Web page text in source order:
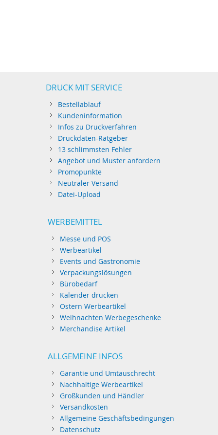
DRUCK MIT SERVICE
Bestellablauf
Kundeninformation
Infos zu Druckverfahren
Druckdaten-Ratgeber
13 schlimmsten Fehler
Angebot und Muster anfordern
Promopunkte
Neutraler Versand
Datei-Upload
WERBEMITTEL
Messe und POS
Werbeartikel
Events und Gastronomie
Verpackungslösungen
Bürobedarf
Kalender drucken
Ostern Werbeartikel
Weihnachten Werbegeschenke
Merchandise Artikel
ALLGEMEINE INFOS
Garantie und Umtauschrecht
Nachhaltige Werbeartikel
Großkunden und Händler
Versandkosten
Allgemeine Geschäftsbedingungen
Datenschutz